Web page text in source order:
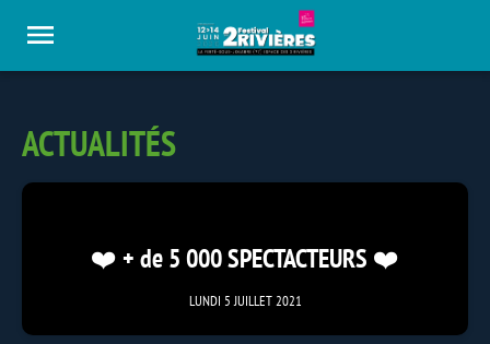
ACTUALITÉS
❤️ + de 5 000 SPECTACTEURS ❤️
LUNDI 5 JUILLET 2021